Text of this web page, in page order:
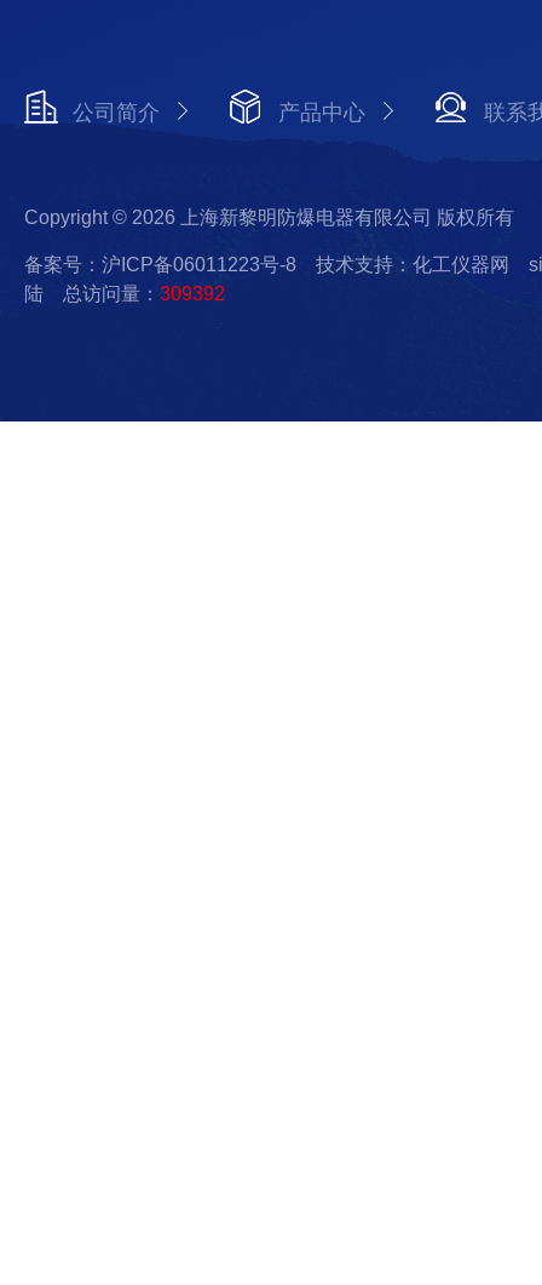
公司简介 产品中心 联系
Copyright © 2026 上海新黎明防爆电器有限公司 版权所有
备案号：沪ICP备06011223号-8 技术支持：化工仪器网
陆 总访问量： 309392